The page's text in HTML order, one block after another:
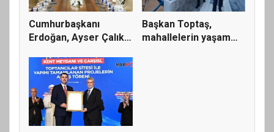
Cumhurbaşkanı
Erdoğan, Ayser Çalık
Başkan Toptaş,
mahallelerin yaşam